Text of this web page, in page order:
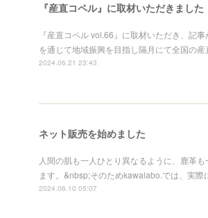
『産直コペル』に取材いただきました
『産直コペル vol.66』に取材いただき、記
を通じて地域振興を目指し隔月にて全国の
2024.06.21 23:43
ネット販売を始めました
人間の肌も一人ひとり異なるように、鹿革
ます。&nbsp;そのためkawalabo.では、実
2024.06.10 05:07